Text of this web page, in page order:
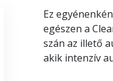
Ez
egészen a
szán az illető
akik intenzív